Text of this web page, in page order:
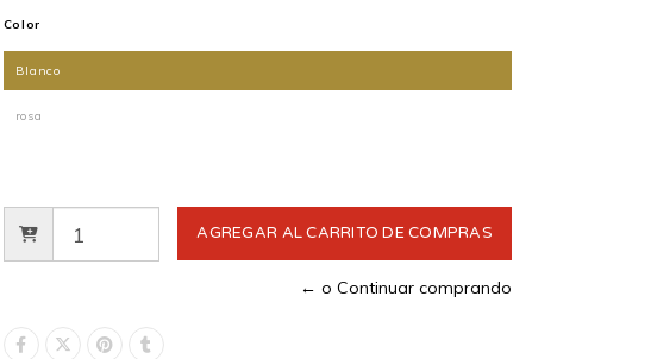
Color
Blanco
rosa
← o Continuar comprando